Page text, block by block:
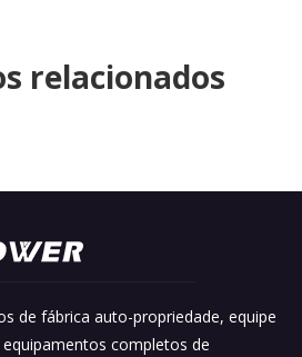
relacionados
de fábrica auto-propriedade, equipe
completos de